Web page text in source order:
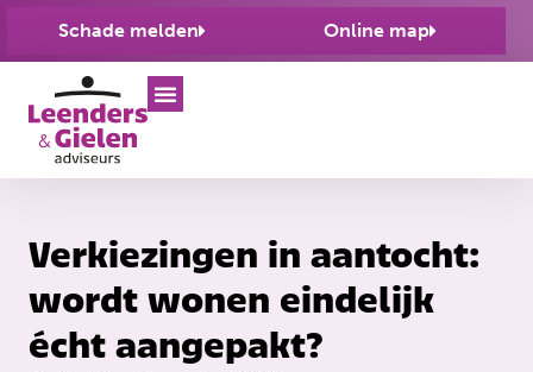
Schade melden Online map
Verkiezingen in aantocht:
wordt wonen eindelijk
écht aangepakt?